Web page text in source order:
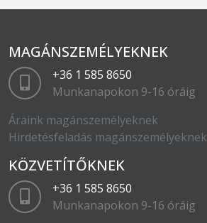
MAGÁNSZEMÉLYEKNEK
+36 1 585 8650
Munkanapokon 9-16 óráig
Áraink magánszemélyeknek
Hirdetésfeladás magánszemélyeknek
KÖZVETÍTŐKNEK
+36 1 585 8650
Munkanapokon 9-16 óráig